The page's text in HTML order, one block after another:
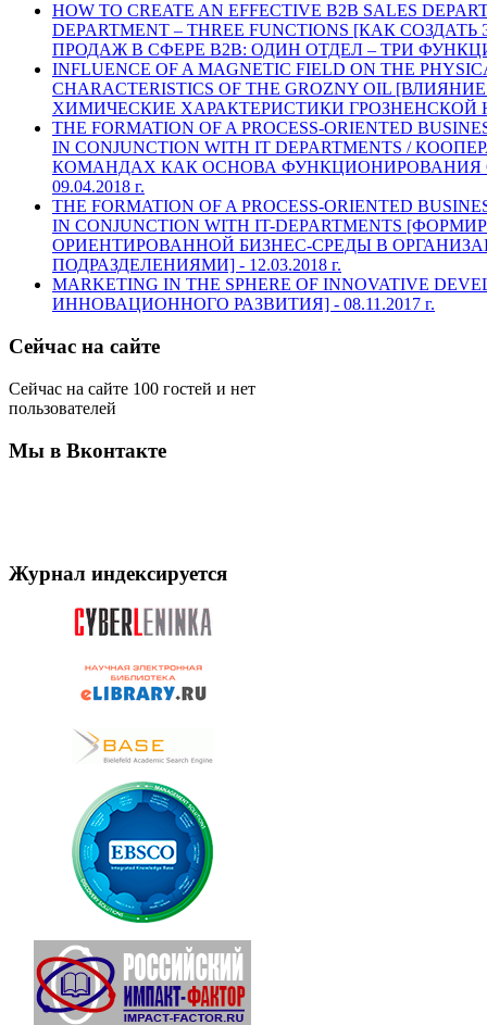
HOW TO CREATE AN EFFECTIVE B2B SALES
DEPARTMENT – THREE FUNCTIONS [КАК
ПРОДАЖ В СФЕРЕ В2В: ОДИН ОТДЕЛ – ТРИ
INFLUENCE OF A MAGNETIC FIELD ON THE
CHARACTERISTICS OF THE GROZNY OIL
ХИМИЧЕСКИЕ ХАРАКТЕРИСТИКИ ГРОЗНЕНСКОЙ
THE FORMATION OF A PROCESS-ORIENTED
IN CONJUNCTION WITH IT DEPARTMENTS /
КОМАНДАХ КАК ОСНОВА ФУНКЦИОНИРОВАНИЯ
09.04.2018 г.
THE FORMATION OF A PROCESS-ORIENTED
IN CONJUNCTION WITH IT-DEPARTMENTS
ОРИЕНТИРОВАННОЙ БИЗНЕС-СРЕДЫ В
ПОДРАЗДЕЛЕНИЯМИ] - 12.03.2018 г.
MARKETING IN THE SPHERE OF INNOVATIVE
ИННОВАЦИОННОГО РАЗВИТИЯ] - 08.11.2017 г.
Сейчас на сайте
Сейчас на сайте 100 гостей и нет
пользователей
Мы в Вконтакте
Журнал индексируется